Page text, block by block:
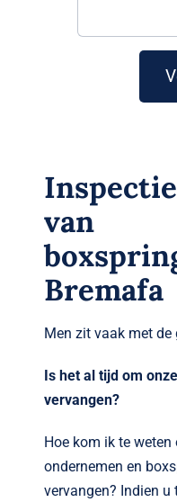
van
Bremafa
Men zit vaak met de
Is het al tijd om
vervangen?
Hoe kom ik te
ondernemen en
vervangen? Indien